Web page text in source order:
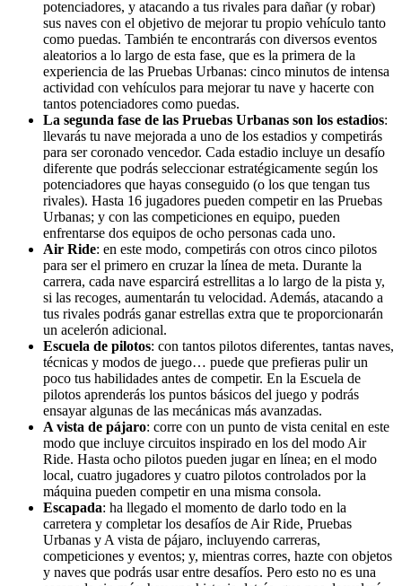
potenciadores, y atacando a tus rivales para dañar (y robar)
sus naves con el objetivo de mejorar tu propio vehículo tanto
como puedas. También te encontrarás con diversos eventos
aleatorios a lo largo de esta fase, que es la primera de la
experiencia de las Pruebas Urbanas: cinco minutos de intensa
actividad con vehículos para mejorar tu nave y hacerte con
tantos potenciadores como puedas.
La segunda fase de las Pruebas Urbanas son los estadios:
llevarás tu nave mejorada a uno de los estadios y competirás
para ser coronado vencedor. Cada estadio incluye un desafío
diferente que podrás seleccionar estratégicamente según los
potenciadores que hayas conseguido (o los que tengan tus
rivales). Hasta 16 jugadores pueden competir en las Pruebas
Urbanas; y con las competiciones en equipo, pueden
enfrentarse dos equipos de ocho personas cada uno.
Air Ride: en este modo, competirás con otros cinco pilotos
para ser el primero en cruzar la línea de meta. Durante la
carrera, cada nave esparcirá estrellitas a lo largo de la pista y,
si las recoges, aumentarán tu velocidad. Además, atacando a
tus rivales podrás ganar estrellas extra que te proporcionarán
un acelerón adicional.
Escuela de pilotos: con tantos pilotos diferentes, tantas naves,
técnicas y modos de juego… puede que prefieras pulir un
poco tus habilidades antes de competir. En la Escuela de
pilotos aprenderás los puntos básicos del juego y podrás
ensayar algunas de las mecánicas más avanzadas.
A vista de pájaro: corre con un punto de vista cenital en este
modo que incluye circuitos inspirado en los del modo Air
Ride. Hasta ocho pilotos pueden jugar en línea; en el modo
local, cuatro jugadores y cuatro pilotos controlados por la
máquina pueden competir en una misma consola.
Escapada: ha llegado el momento de darlo todo en la
carretera y completar los desafíos de Air Ride, Pruebas
Urbanas y A vista de pájaro, incluyendo carreras,
competiciones y eventos; y, mientras corres, hazte con objetos
y naves que podrás usar entre desafíos. Pero esto no es una